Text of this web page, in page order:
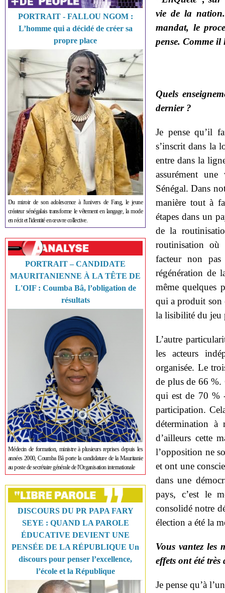
PORTRAIT - FALLOU NGOM :
L’homme qui a décidé de créer sa
propre place
Du miroir de son adolescence à l'univers de Fang, le jeune
créateur sénégalais transforme le vêtement en langage, la mode
en récit et l'identité en œuvre collective.
PORTRAIT – CANDIDATE
MAURITANIENNE À LA TÊTE DE
L'OIF : Coumba Bâ, l’obligation de
résultats
Médecin de formation, ministre à plusieurs reprises depuis les
années 2000, Coumba Bâ porte la candidature de la Mauritanie
au poste de secrétaire générale de l'Organisation internationale
DISCOURS DU PR PAPA FARY
SEYE : QUAND LA PAROLE
ÉDUCATIVE DEVIENT UNE
PENSÉE DE LA RÉPUBLIQUE Un
discours pour penser l’excellence,
l’école et la République
vie de la
mandat, le
pense. Comme il
Quels
dernier ?
Je pense qu’il
s’inscrit dans la
entre dans la
assurément
Sénégal. Dans
manière tout à
étapes dans un
de la
routinisation où
facteur non pas
régénération de
même quelques
qui a produit son
la lisibilité du jeu
L’autre
les acteurs
organisée. Le
de plus de 66 %.
qui est de 70 %
participation.
détermination à
d’ailleurs cette
l’opposition ne
et ont une
dans une
pays, c’est le
consolidé notre
élection a été la
Vous vantez les
effets ont été
Je pense qu’à